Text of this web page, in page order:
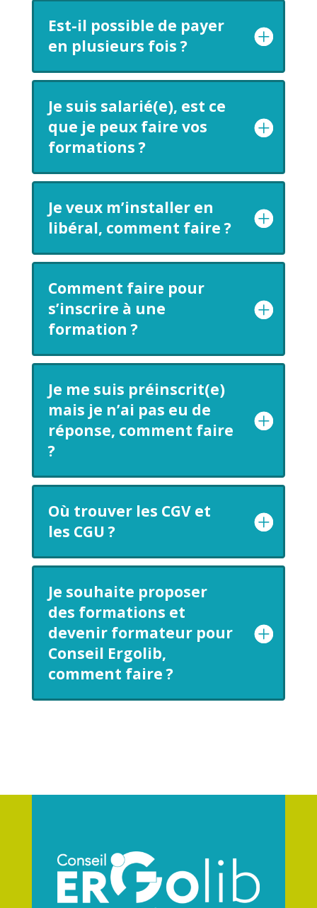
Est-il possible de payer
en plusieurs fois ?
Je suis salarié(e), est ce
que je peux faire vos
formations ?
Je veux m’installer en
libéral, comment faire ?
Comment faire pour
s’inscrire à une
formation ?
Je me suis préinscrit(e)
mais je n’ai pas eu de
réponse, comment faire
?
Où trouver les CGV et
les CGU ?
Je souhaite proposer
des formations et
devenir formateur pour
Conseil Ergolib,
comment faire ?